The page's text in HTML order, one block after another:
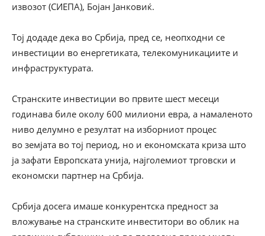
извозот (СИЕПА), Бојан Јанковиќ.
Тој додаде дека во Србија, пред се, неопходни се
инвестиции во енергетиката, телекомуникациите и
инфраструктурата.
Странските инвестиции во првите шест месеци
годинава биле околу 600 милиони евра, а намаленото
ниво делумно е резултат на изборниот процес
во земјата во тој период, но и економската криза што
ја зафати Европската унија, најголемиот трговски и
економски партнер на Србија.
Србија досега имаше конкурентска предност за
вложување на странските инвеститори во облик на